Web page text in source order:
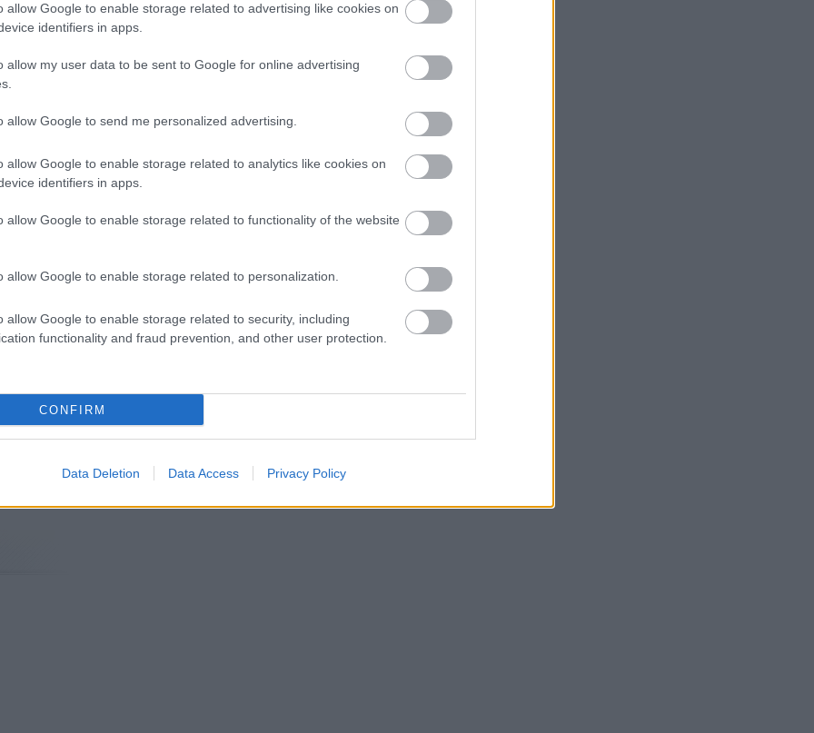
allow Google to enable storage related to advertising like cookies on
identifiers in apps.
allow my user data to be sent to Google for online advertising
allow Google to send me personalized advertising.
allow Google to enable storage related to analytics like cookies on
identifiers in apps.
allow Google to enable storage related to functionality of the website
allow Google to enable storage related to personalization.
allow Google to enable storage related to security, including
functionality and fraud prevention, and other user protection.
CONFIRM
Data Deletion Data Access Privacy Policy
árak
LEGO, van
játszik:
használtan
7636